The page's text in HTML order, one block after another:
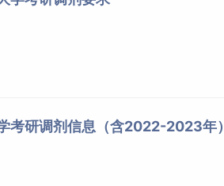
考研调剂信息（含2022-2023年）